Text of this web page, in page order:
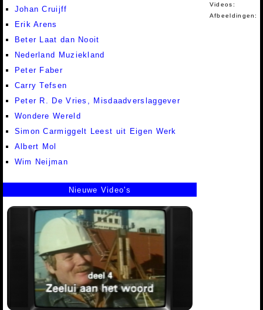
Johan Cruijff
Erik Arens
Beter Laat dan Nooit
Nederland Muziekland
Peter Faber
Carry Tefsen
Peter R. De Vries, Misdaadverslaggever
Wondere Wereld
Simon Carmiggelt Leest uit Eigen Werk
Albert Mol
Wim Neijman
Videos:
Afbeeldingen:
Nieuwe Video's